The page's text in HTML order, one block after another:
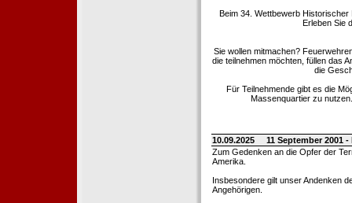
Beim 34. Wettbewerb
Erleben Sie
Sie wollen mitmachen?
die teilnehmen möchten, füllen das
die
Für Teilnehmende gibt es die
Massenquartier zu
10.09.2025
11 September 2001
Zum Gedenken an die Opfer der
Amerika.
Insbesondere gilt unser Andenken
Angehörigen.